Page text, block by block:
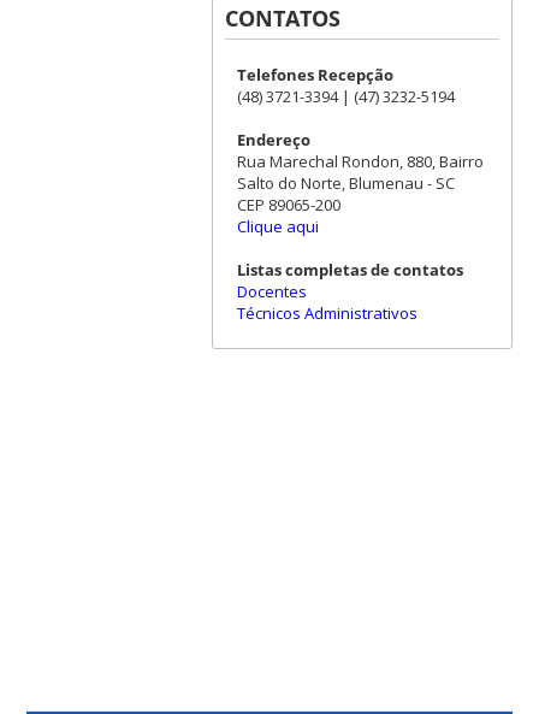
CONTATOS
Telefones Recepção
(48) 3721-3394 | (47) 3232-5194
Endereço
Rua Marechal Rondon, 880, Bairro
Salto do Norte, Blumenau - SC
CEP 89065-200
Clique aqui
Listas completas de contatos
Docentes
Técnicos Administrativos